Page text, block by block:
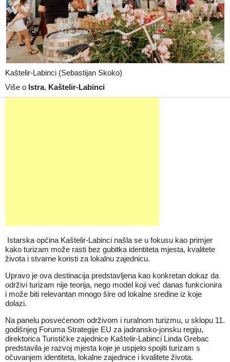
Kaštelir‑Labinci (Sebastijan Skoko)
Više o Istra, Kaštelir‑Labinci
Istarska općina Kaštelir‑Labinci našla se u fokusu kao primjer
kako turizam može rasti bez gubitka identiteta mjesta, kvalitete
života i stvarne koristi za lokalnu zajednicu.
Upravo je ova destinacija predstavljena kao konkretan dokaz da
održivi turizam nije teorija, nego model koji već danas funkcionira
i može biti relevantan mnogo šire od lokalne sredine iz koje
dolazi.
Na panelu posvećenom održivom i ruralnom turizmu, u sklopu 11.
godišnjeg Foruma Strategije EU za jadransko‑jonsku regiju,
direktorica Turističke zajednice Kaštelir‑Labinci Linda Grebac
predstavila je razvoj mjesta koje je uspjelo spojiti turizam s
očuvanjem identiteta, lokalne zajednice i kvalitete života.